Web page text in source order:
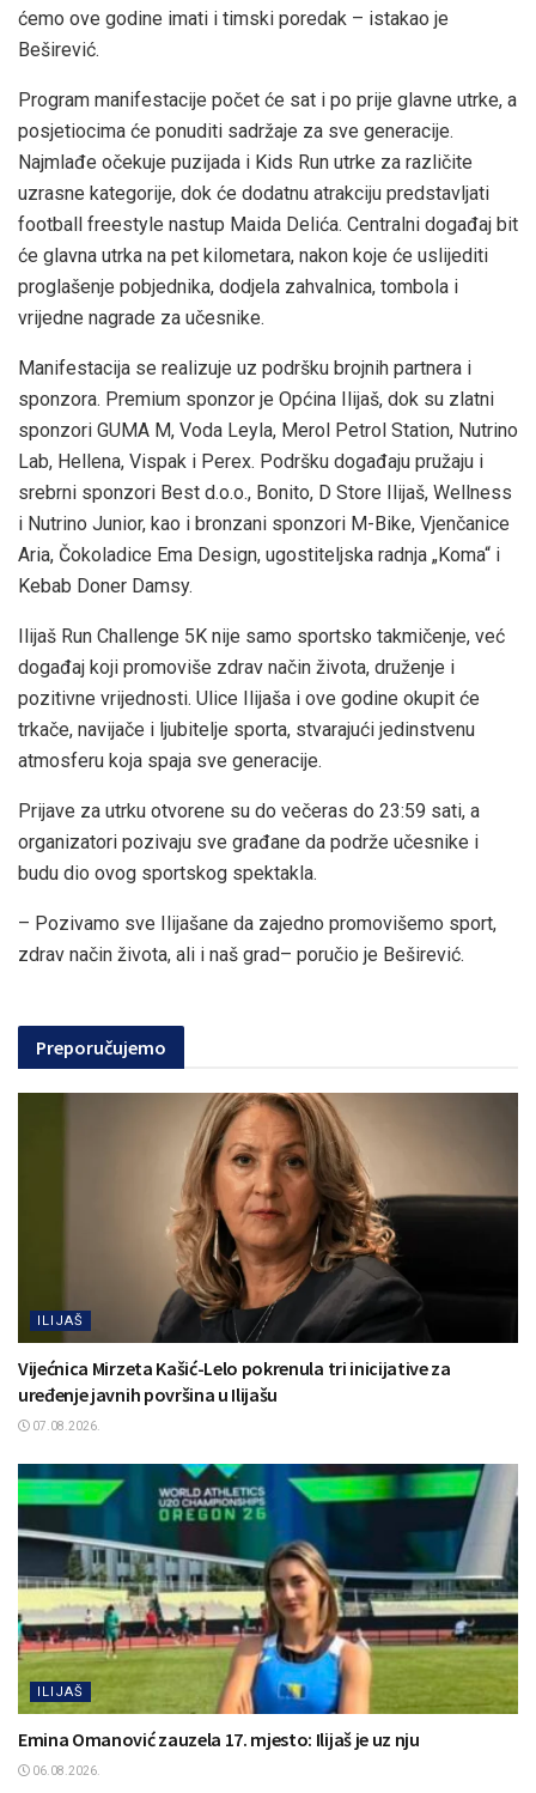
ćemo ove godine imati i timski poredak – istakao je
Beširević.
Program manifestacije počet će sat i po prije glavne utrke, a
posjetiocima će ponuditi sadržaje za sve generacije.
Najmlađe očekuje puzijada i Kids Run utrke za različite
uzrasne kategorije, dok će dodatnu atrakciju predstavljati
football freestyle nastup Maida Delića. Centralni događaj bit
će glavna utrka na pet kilometara, nakon koje će uslijediti
proglašenje pobjednika, dodjela zahvalnica, tombola i
vrijedne nagrade za učesnike.
Manifestacija se realizuje uz podršku brojnih partnera i
sponzora. Premium sponzor je Općina Ilijaš, dok su zlatni
sponzori GUMA M, Voda Leyla, Merol Petrol Station, Nutrino
Lab, Hellena, Vispak i Perex. Podršku događaju pružaju i
srebrni sponzori Best d.o.o., Bonito, D Store Ilijaš, Wellness
i Nutrino Junior, kao i bronzani sponzori M-Bike, Vjenčanice
Aria, Čokoladice Ema Design, ugostiteljska radnja „Koma“ i
Kebab Doner Damsy.
Ilijaš Run Challenge 5K nije samo sportsko takmičenje, već
događaj koji promoviše zdrav način života, druženje i
pozitivne vrijednosti. Ulice Ilijaša i ove godine okupit će
trkače, navijače i ljubitelje sporta, stvarajući jedinstvenu
atmosferu koja spaja sve generacije.
Prijave za utrku otvorene su do večeras do 23:59 sati, a
organizatori pozivaju sve građane da podrže učesnike i
budu dio ovog sportskog spektakla.
– Pozivamo sve Ilijašane da zajedno promovišemo sport,
zdrav način života, ali i naš grad– poručio je Beširević.
Preporučujemo
ILIJAŠ
Vijećnica Mirzeta Kašić-Lelo pokrenula tri inicijative za
uređenje javnih površina u Ilijašu
07.08.2026.
ILIJAŠ
Emina Omanović zauzela 17. mjesto: Ilijaš je uz nju
06.08.2026.